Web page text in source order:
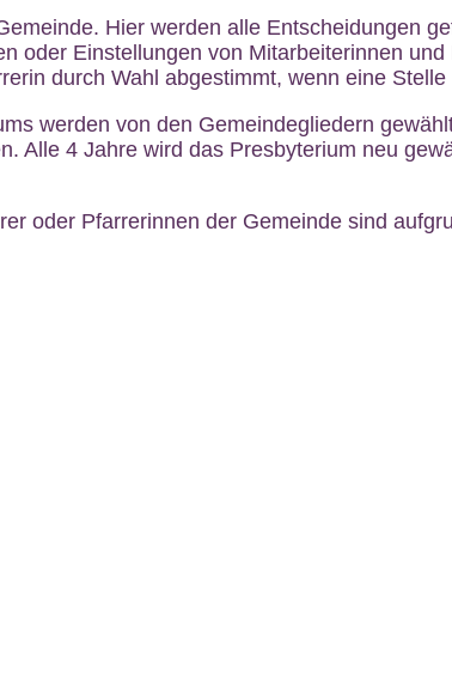
Hier werden alle Entscheidungen
oder Einstellungen von Mitarbeiterinnen
durch Wahl abgestimmt, wenn eine
werden von den Gemeindegliedern
Alle 4 Jahre wird das Presbyterium neu
oder Pfarrerinnen der Gemeinde sind